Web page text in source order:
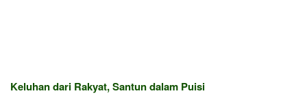
Keluhan dari Rakyat, Santun dalam Puisi